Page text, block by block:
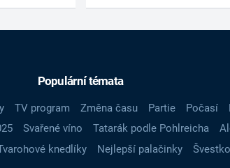
Populární témata
TV program Změna času Partie Počasí
Svařené víno Tatarák podle Pohlreicha
knedlíky Nejlepší palačinky